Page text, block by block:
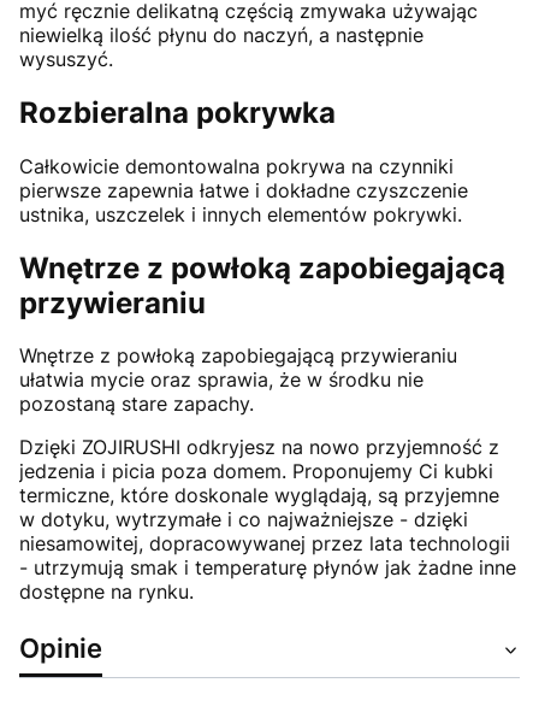
myć ręcznie delikatną częścią zmywaka używając
niewielką ilość płynu do naczyń, a następnie
wysuszyć.
Rozbieralna pokrywka
Całkowicie demontowalna pokrywa na czynniki
pierwsze zapewnia łatwe i dokładne czyszczenie
ustnika, uszczelek i innych elementów pokrywki.
Wnętrze z powłoką zapobiegającą
przywieraniu
Wnętrze z powłoką zapobiegającą przywieraniu
ułatwia mycie oraz sprawia, że w środku nie
pozostaną stare zapachy.
Dzięki ZOJIRUSHI odkryjesz na nowo przyjemność z
jedzenia i picia poza domem. Proponujemy Ci kubki
termiczne, które doskonale wyglądają, są przyjemne
w dotyku, wytrzymałe i co najważniejsze - dzięki
niesamowitej, dopracowywanej przez lata technologii
- utrzymują smak i temperaturę płynów jak żadne inne
dostępne na rynku.
Opinie